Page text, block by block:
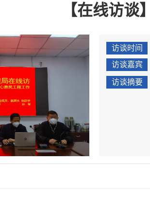
【在线访
访谈时间
访谈嘉宾
访谈摘要